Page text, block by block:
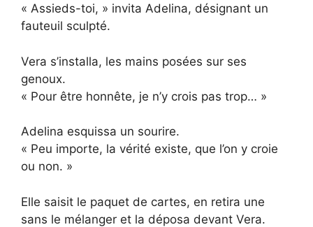
« Assieds-toi, » invita Adelina, désignant un
fauteuil sculpté.
Vera s’installa, les mains posées sur ses
genoux.
« Pour être honnête, je n’y crois pas trop… »
Adelina esquissa un sourire.
« Peu importe, la vérité existe, que l’on y croie
ou non. »
Elle saisit le paquet de cartes, en retira une
sans le mélanger et la déposa devant Vera.